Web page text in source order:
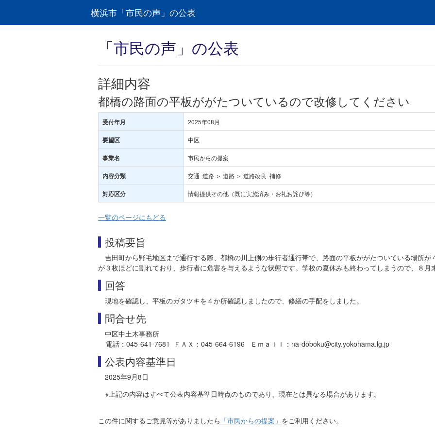
横浜市「市民の声」の公表
「市民の声」の公表
詳細内容
都橋の路面の平板ががたついているので改修してください
受付年月 2025年08月
要望区 中区
事業名 市民からの提案
内容分類 交通･道路 ＞ 道路 ＞ 道路改良･補修
対応区分 情報提供その他（既に実施済み・お礼お詫び等）
一覧のページにもどる
投稿要旨
吉田町から野毛地区まで通行する際、都橋の川上側の歩行者通行帯で、路面の平板ががたついている場所が
が３枚ほどに割れており、歩行者に危害を与えるような状態です。学校の夏休みも終わってしまうので、８月
回答
現地を確認し、平板のガタツキを４か所確認しましたので、修繕の手配をしました。
問合せ先
中区中土木事務所
電話：045-641-7681 ＦＡＸ：045-664-6196 Ｅｍａｉｌ：na-doboku@city.yokohama.lg.jp
公表内容基準日
2025年9月8日
※上記の内容はすべて公表内容基準日時点のものであり、現在とは異なる場合があります。
この件に関するご意見等がありましたら 「市民からの提案」 をご利用ください。